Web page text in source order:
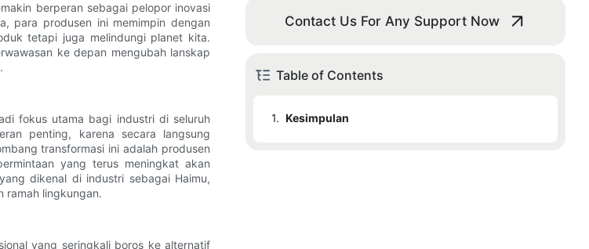
berperan sebagai pelopor inovasi
para produsen ini memimpin dengan
tetapi juga melindungi planet kita.
ke depan mengubah lanskap
fokus utama bagi industri di seluruh
penting, karena secara langsung
transformasi ini adalah produsen
yang terus meningkat akan
dikenal di industri sebagai Haimu,
ramah lingkungan.
yang seringkali boros ke alternatif
Contact Us For Any Support Now
Table of Contents
1. Kesimpulan